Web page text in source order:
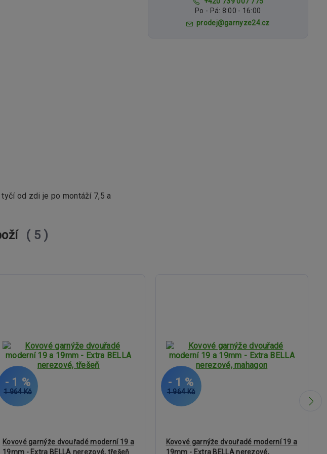
od zdi je po montáží 7,5 a
Po - Pá: 8:00 - 16:00
prodej@garnyze24.cz
5
1 964 Kč
- 1 %
Kovové garnýže dvouřadé moderní 19 a
19mm - Extra BELLA nerezové, třešeň
1 964 Kč
- 1 %
Kovové garnýže dvouřadé moderní 19 a
19mm - Extra BELLA nerezové,